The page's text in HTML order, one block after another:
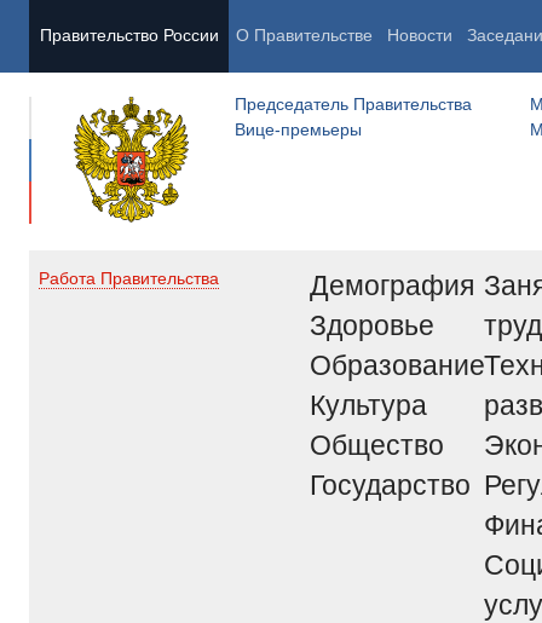
Правительство России О Правительстве Новости
Председатель Правительства
Вице-премьеры
Работа Правительства
Демография
Здоровье
Образование
Культура
Общество
Государство
труд